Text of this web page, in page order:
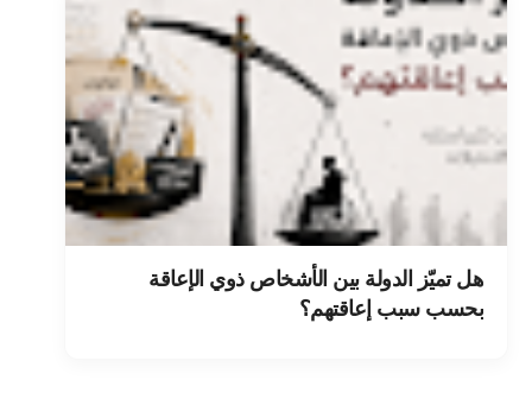
هل تميّز الدولة بين الأشخاص ذوي الإعاقة
بحسب سبب إعاقتهم؟